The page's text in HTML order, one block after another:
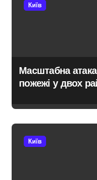
Київ
Масштабна
пожежі у двох
Київ